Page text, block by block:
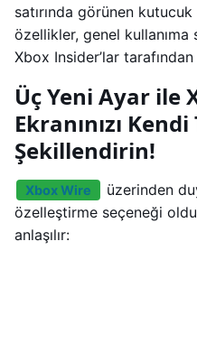
satırında görünen kutucuk
özellikler, genel
Xbox Insider’lar
Üç Yeni Ayar ile
Ekranınızı
Şekillendirin!
Xbox Wire
üzerinden
özelleştirme seçeneği
anlaşılır: